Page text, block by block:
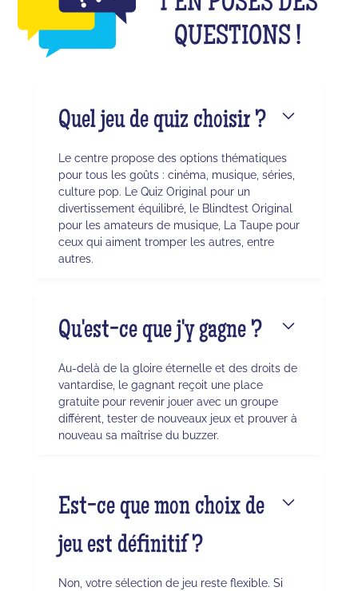
QUESTIONS !
Quel jeu de quiz choisir ?
Le centre propose des options thématiques
pour tous les goûts : cinéma, musique, séries,
culture pop. Le Quiz Original pour un
divertissement équilibré, le Blindtest Original
pour les amateurs de musique, La Taupe pour
ceux qui aiment tromper les autres, entre
autres.
Qu'est-ce que j'y gagne ?
Au-delà de la gloire éternelle et des droits de
vantardise, le gagnant reçoit une place
gratuite pour revenir jouer avec un groupe
différent, tester de nouveaux jeux et prouver à
nouveau sa maîtrise du buzzer.
Est-ce que mon choix de
jeu est définitif ?
Non, votre sélection de jeu reste flexible. Si